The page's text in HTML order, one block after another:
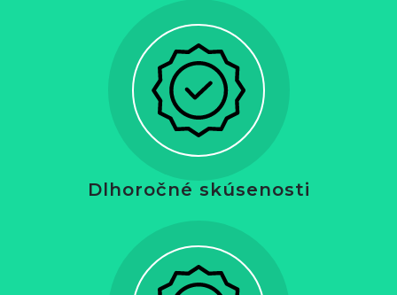
Dlhoročné skúsenosti